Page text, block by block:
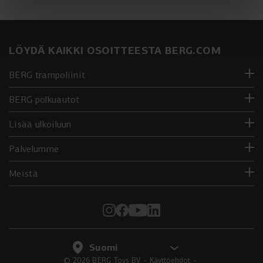
LÖYDÄ KAIKKI OSOITTEESTA BERG.COM
BERG trampoliinit
BERG polkuautot
Lisää ulkoiluun
Palvelumme
Meistä
© 2026 BERG Toys BV Käyttöehdot